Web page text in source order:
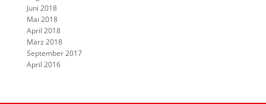
Juni 2018
Mai 2018
April 2018
März 2018
September 2017
April 2016